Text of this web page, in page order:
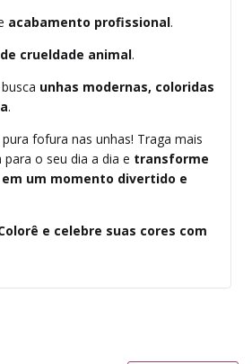
acabamento profissional.
crueldade animal.
unhas modernas, coloridas
.
pura fofura nas unhas! Traga mais
o seu dia a dia e transforme
um momento divertido e
e celebre suas cores com